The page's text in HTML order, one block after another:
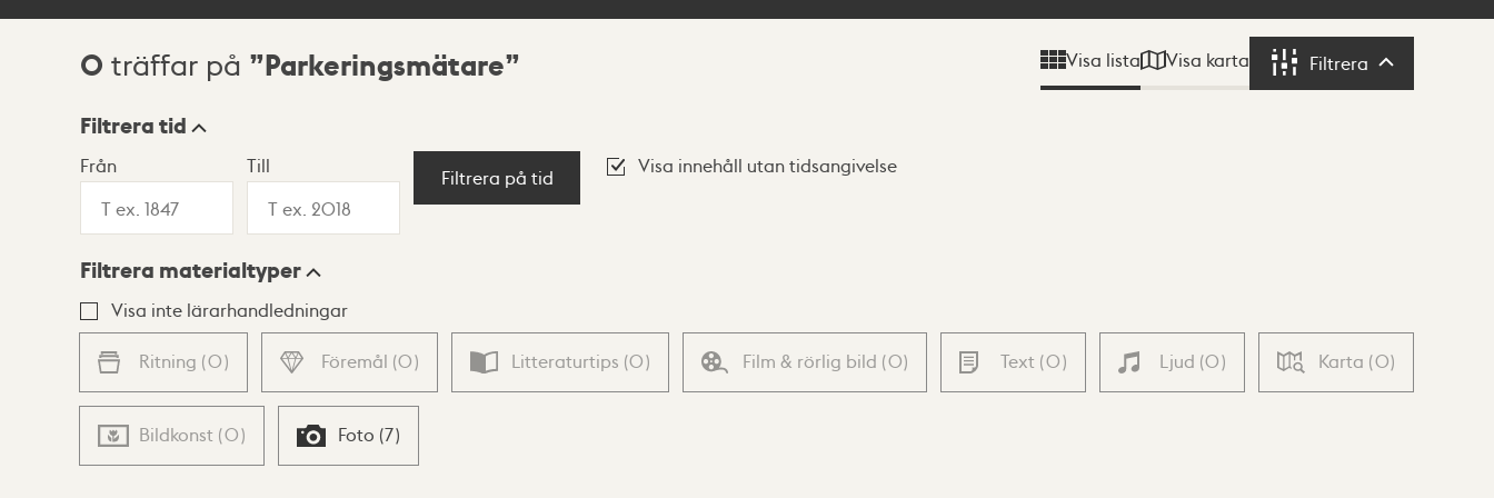
Sökresultat
0 träffar på Parkeringsmätare Visa lista Visa karta Filtrera Filtrera
Visningsläge
Lista Karta
Filtrera tid
Från Till
Filtrera på tid
Visa innehåll utan tidsangivelse
Filtrera materialtyper
Visa inte lärarhandledningar
Ritning (0) Föremål (0) Litteraturtips (0) Film & rörlig bild (0) Text (0) Ljud (0) Karta (0)
Bildkonst (0) Foto (7)